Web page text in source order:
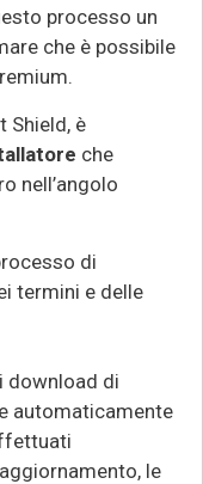
processo un
che è possibile
Shield, è
che
nell’angolo
di
termini e delle
download di
automaticamente
le